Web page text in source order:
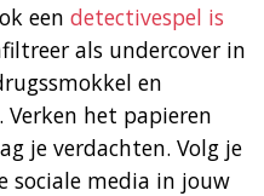
een detectivespel is
als undercover in
en
het papieren
je verdachten. Volg je
sociale media in jouw